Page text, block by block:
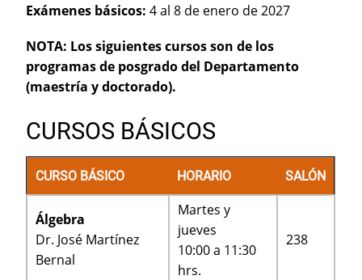
Exámenes básicos: 4 al 8 de enero de 2027
NOTA: Los siguientes cursos son de los
programas de posgrado del Departamento
(maestría y doctorado).
CURSOS BÁSICOS
CURSO BÁSICO HORARIO SALÓN
Álgebra
Dr. José Martínez
Bernal
Martes y
jueves
10:00 a 11:30
hrs.
238